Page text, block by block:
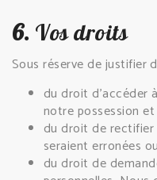
6. Vos droits
Sous réserve de justifier
du droit d’accéder
notre possession
du droit de rectifier
seraient erronées
du droit de